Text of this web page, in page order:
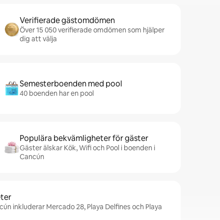
Verifierade gästomdömen
Över 15 050 verifierade omdömen som hjälper
dig att välja
Semesterboenden med pool
40 boenden har en pool
Populära bekvämligheter för gäster
Gäster älskar Kök, Wifi och Pool i boenden i
Cancún
inkluderar Mercado 28, Playa Delfines och Playa